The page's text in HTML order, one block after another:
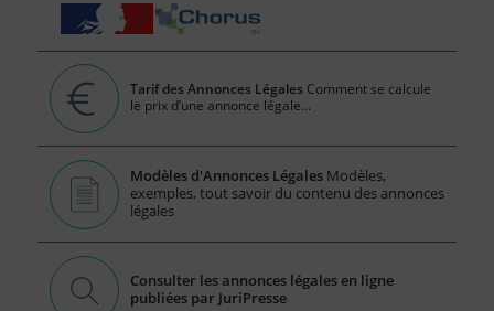
Tarif des Annonces Légales Comment se calcule
le prix d’une annonce légale...
Modèles d'Annonces Légales Modèles,
exemples, tout savoir du contenu des annonces
légales
Consulter les annonces légales en ligne
publiées par JuriPresse